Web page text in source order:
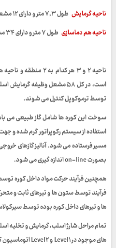
ناحیه گرمایش طول ۷,۳ متر و دارای ۱۲ مشعل
ناحیه هم دماسازی طول ۷ متر و دارای ۳۴ مشعل
ناحیه۲و۳هر کدام به۲منطقه و ناحیه
است، در کل۵۸مشعل وظیفه گرمایش اسلب
توسط ترموکوپل کنترل می شوند.
سوخت این کوره ها شامل گاز طبیعی می
استفاده از سیستم رکوپراتور گرم شده و
مسیر فرستاده می شود. آنالیز گازهای
بصورتon-lineاندازه گیری می شود.
همچنین فرآیند حرکت مواد داخل کوره
فرآیند توسط ستون ها و تیرهای ثابت و
ها و تیرهای داخل کوره بوده توسط
تمام مراحل شارژ اسلب، گرمایش و تخلیه
های موجود درLevel۱وLevel۲اتوماسیون